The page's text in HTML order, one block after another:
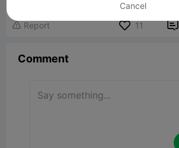
 Report 11 
Comment
Cancel